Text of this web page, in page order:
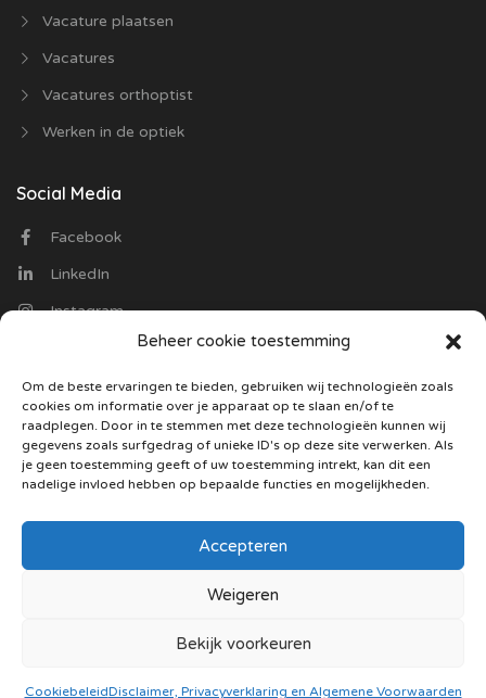
Beheer cookie toestemming
Om de beste ervaringen te bieden, gebruiken wij technologieën zoals
cookies om informatie over je apparaat op te slaan en/of te
raadplegen. Door in te stemmen met deze technologieën kunnen wij
gegevens zoals surfgedrag of unieke ID's op deze site verwerken. Als
je geen toestemming geeft of uw toestemming intrekt, kan dit een
nadelige invloed hebben op bepaalde functies en mogelijkheden.
Accepteren
Weigeren
Bekijk voorkeuren
CookiebeleidDisclaimer, Privacyverklaring en Algemene Voorwaarden
Vacature plaatsen
Vacatures
Vacatures orthoptist
Werken in de optiek
Social Media
Facebook
LinkedIn
Instagram
Optiekvacatures.nl
Trasmolenlaan 12
3447 GZ Woerden
Stuur ons een mail
Algemene Voorwaarden| Cookie beleid